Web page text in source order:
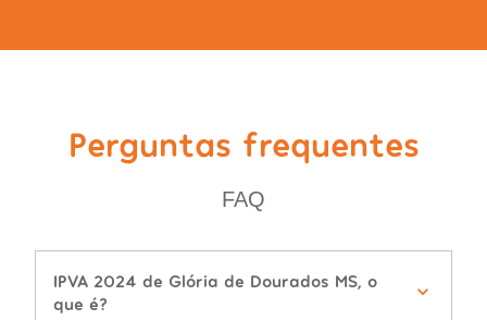
Perguntas frequentes
FAQ
IPVA 2024 de Glória de Dourados MS, o
que é?